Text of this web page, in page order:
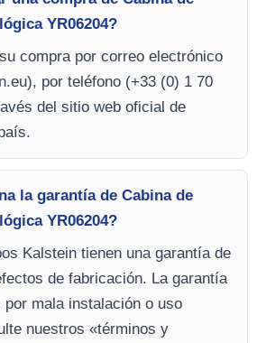
YR06204?
compra por correo electrónico
), por teléfono (+33 (0) 1 70
del sitio web oficial de
la garantía de Cabina de
YR06204?
Kalstein tienen una garantía de
de fabricación. La garantía
por mala instalación o uso
nuestros «términos y